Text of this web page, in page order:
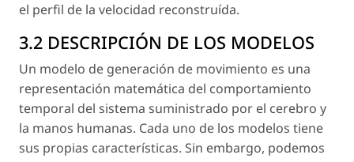
el perfil de la velocidad reconstruída.
3.2 DESCRIPCIÓN DE LOS MODELOS
Un modelo de generación de movimiento es una
representación matemática del comportamiento
temporal del sistema suministrado por el cerebro y
la manos humanas. Cada uno de los modelos tiene
sus propias características. Sin embargo, podemos